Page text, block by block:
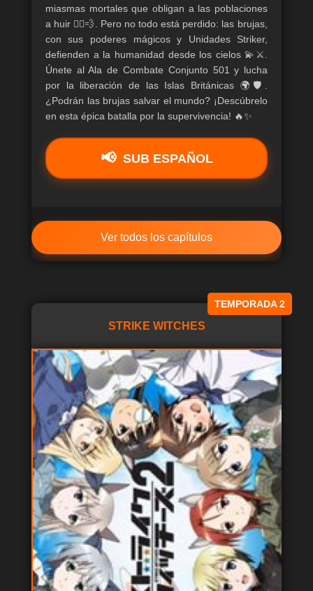
miasmas mortales que obligan a las poblaciones
a huir 🏃‍♂️💨. Pero no todo está perdido: las brujas,
con sus poderes mágicos y Unidades Striker,
defienden a la humanidad desde los cielos 💫⚔️.
Únete al Ala de Combate Conjunto 501 y lucha
por la liberación de las Islas Británicas 🌍🛡️.
¿Podrán las brujas salvar el mundo? ¡Descúbrelo
en esta épica batalla por la supervivencia! 🔥✨
SUB ESPAÑOL
Ver todos los capítulos
TEMPORADA 2
STRIKE WITCHES